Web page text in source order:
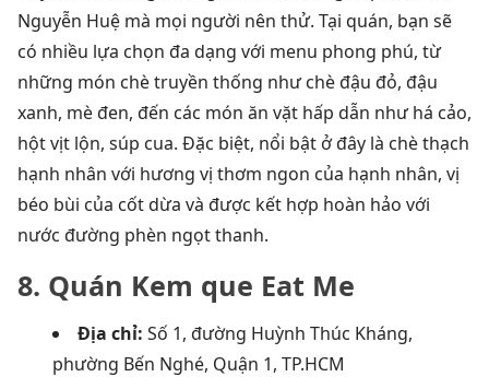
Nguyễn Huệ mà mọi người nên thử. Tại quán, bạn sẽ
có nhiều lựa chọn đa dạng với menu phong phú, từ
những món chè truyền thống như chè đậu đỏ, đậu
xanh, mè đen, đến các món ăn vặt hấp dẫn như há cảo,
hột vịt lộn, súp cua. Đặc biệt, nổi bật ở đây là chè thạch
hạnh nhân với hương vị thơm ngon của hạnh nhân, vị
béo bùi của cốt dừa và được kết hợp hoàn hảo với
nước đường phèn ngọt thanh.
8. Quán Kem que Eat Me
Địa chỉ: Số 1, đường Huỳnh Thúc Kháng,
phường Bến Nghé, Quận 1, TP.HCM